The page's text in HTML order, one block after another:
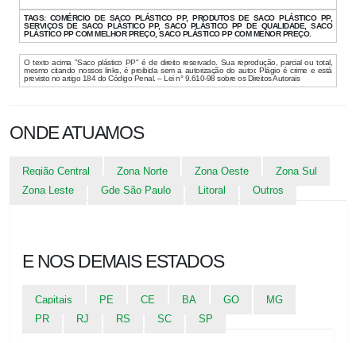
TAGS:COMÉRCIO DE SACO PLÁSTICO PP, PRODUTOS DE SACO PLÁSTICO PP,
SERVIÇOS DE SACO PLÁSTICO PP, SACO PLÁSTICO PP DE QUALIDADE, SACO
PLÁSTICO PP COM MELHOR PREÇO, SACO PLÁSTICO PP COM MENOR PREÇO.
O texto acima "Saco plástico PP" é de direito reservado. Sua reprodução, parcial ou total,
mesmo citando nossos links, é proibida sem a autorização do autor. Plágio é crime e está
previsto no artigo 184 do Código Penal. – Lei n° 9.610-98 sobre os Direitos Autorais
ONDE ATUAMOS
Região Central Zona Norte Zona Oeste
Zona Sul
Zona Leste
Gde São Paulo Litoral Outros
E NOS DEMAIS ESTADOS
Capitais PE CE BA GO
MG
PR
RJ RS SC SP